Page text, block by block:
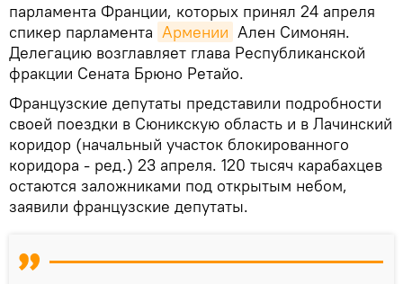
парламента Франции, которых принял 24 апреля
спикер парламента Армении Ален Симонян.
Делегацию возглавляет глава Республиканской
фракции Сената Брюно Ретайо.
Французские депутаты представили подробности
своей поездки в Сюникскую область и в Лачинский
коридор (начальный участок блокированного
коридора - ред.) 23 апреля. 120 тысяч карабахцев
остаются заложниками под открытым небом,
заявили французские депутаты.